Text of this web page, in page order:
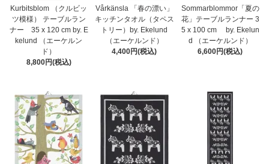
Kurbitsblom （クルビッ
ツ模様） テーブルラン
ナー 35 x 120 cm by. E
kelund （エーケルン
ド）
8,800円(税込)
Vårkänsla 「春の漂い」
キッチンタオル（タペス
トリー）by. Ekelund
（エーケルンド）
4,400円(税込)
Sommarblommor「夏の
花」テーブルランナー 3
5 x 100 cm by. Ekelun
d （エーケルンド）
6,600円(税込)